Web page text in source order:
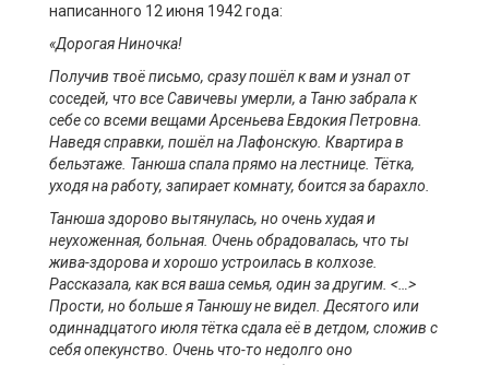
написанного 12 июня 1942 года:
«Дорогая Ниночка!
Получив твоё письмо, сразу пошёл к вам и узнал от
соседей, что все Савичевы умерли, а Таню забрала к
себе со всеми вещами Арсеньева Евдокия Петровна.
Наведясправки, пошёл наЛафонскую . Квартира в
бельэтаже. Танюша спала прямо на лестнице. Тётка,
уходя на работу, запирает комнату, боится за барахло.
Танюша здорово вытянулась, но очень худая и
неухоженная, больная. Очень обрадовалась, что ты
жива-здорова и хорошо устроилась в колхозе.
Рассказала, как вся ваша семья, один за другим. <…>
Прости, но больше я Танюшу не видел. Десятого или
одиннадцатого июля тётка сдала её в детдом, сложив с
себя опекунство. Очень что-то недолго оно